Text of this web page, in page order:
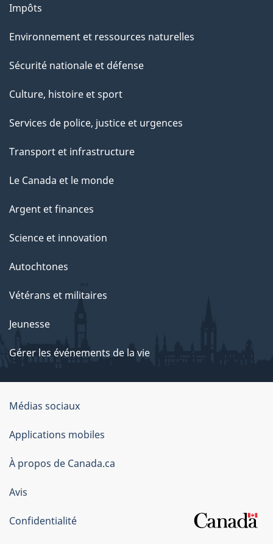
Impôts
Environnement et ressources naturelles
Sécurité nationale et défense
Culture, histoire et sport
Services de police, justice et urgences
Transport et infrastructure
Le Canada et le monde
Argent et finances
Science et innovation
Autochtones
Vétérans et militaires
Jeunesse
Gérer les événements de la vie
Organisation
du
gouvernement
du
Canada
Médias sociaux
Applications mobiles
À propos de Canada.ca
Avis
Confidentialité